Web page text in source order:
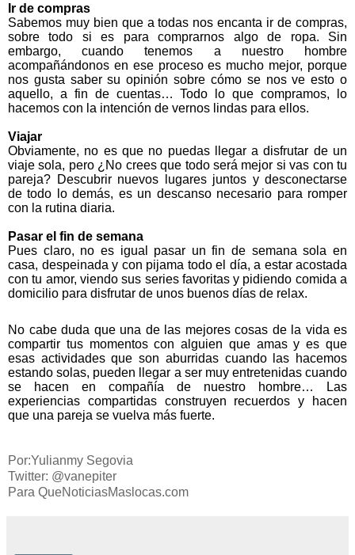
Ir de compras
Sabemos muy bien que a todas nos encanta ir de compras,
sobre todo si es para comprarnos algo de ropa. Sin
embargo, cuando tenemos a nuestro hombre
acompañándonos en ese proceso es mucho mejor, porque
nos gusta saber su opinión sobre cómo se nos ve esto o
aquello, a fin de cuentas… Todo lo que compramos, lo
hacemos con la intención de vernos lindas para ellos.
Viajar
Obviamente, no es que no puedas llegar a disfrutar de un
viaje sola, pero ¿No crees que todo será mejor si vas con tu
pareja? Descubrir nuevos lugares juntos y desconectarse
de todo lo demás, es un descanso necesario para romper
con la rutina diaria.
Pasar el fin de semana
Pues claro, no es igual pasar un fin de semana sola en
casa, despeinada y con pijama todo el día, a estar acostada
con tu amor, viendo sus series favoritas y pidiendo comida a
domicilio para disfrutar de unos buenos días de relax.
No cabe duda que una de las mejores cosas de la vida es
compartir tus momentos con alguien que amas y es que
esas actividades que son aburridas cuando las hacemos
estando solas, pueden llegar a ser muy entretenidas cuando
se hacen en compañía de nuestro hombre… Las
experiencias compartidas construyen recuerdos y hacen
que una pareja se vuelva más fuerte.
Por:Yulianmy Segovia
Twitter: @vanepiter
Para QueNoticiasMaslocas.com